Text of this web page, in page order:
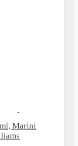
Marini